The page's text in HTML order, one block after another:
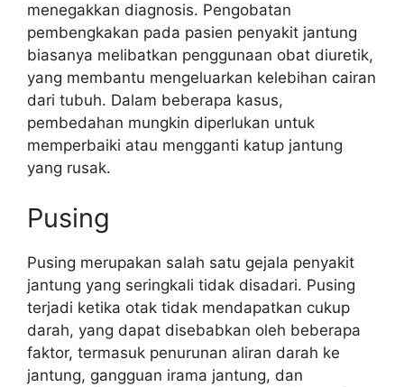
menegakkan diagnosis. Pengobatan
pembengkakan pada pasien penyakit jantung
biasanya melibatkan penggunaan obat diuretik,
yang membantu mengeluarkan kelebihan cairan
dari tubuh. Dalam beberapa kasus,
pembedahan mungkin diperlukan untuk
memperbaiki atau mengganti katup jantung
yang rusak.
Pusing
Pusing merupakan salah satu gejala penyakit
jantung yang seringkali tidak disadari. Pusing
terjadi ketika otak tidak mendapatkan cukup
darah, yang dapat disebabkan oleh beberapa
faktor, termasuk penurunan aliran darah ke
jantung, gangguan irama jantung, dan